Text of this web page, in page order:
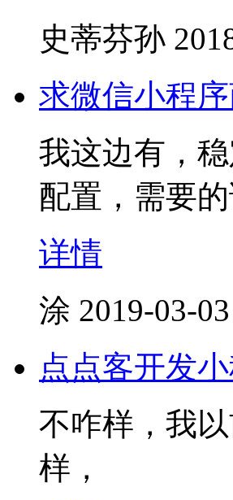
史蒂芬孙
求微信小程
我这边有，
配置，需要
详情
涂 2019-03-
点点客开发
不咋样，我
样，